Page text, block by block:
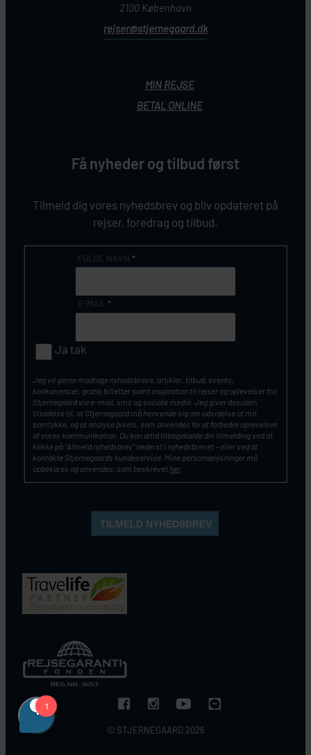
© STJERNEGAARD 2026
2100 København
rejser@stjernegaard.dk
MIN REJSE
BETAL ONLINE
Få nyheder og tilbud først
Tilmeld dig vores nyhedsbrev og bliv opdateret på
rejser, foredrag og tilbud.
*
*
Ja tak
Jeg vil gerne modtage nyhedsbreve, artikler, tilbud, events,
konkurrencer, gratis billetter samt inspiration til rejser og oplevelser fra
Stjernegaard via e-mail, sms og sociale media. Jeg giver desuden
tilladelse til, at Stjernegaard må henvende sig om udvidelse af mit
samtykke, og at analyse pixels, som anvendes for at forbedre oplevelsen
af vores kommunikation. Du kan altid tilbagekalde din tilmelding ved at
klikke på ”Afmeld nyhedsbrev” nederst i nyhedsbrevet – eller ved at
kontakte Stjernegaards kundeservice. Mine personoplysninger må
opbevares og anvendes, som beskrevet her